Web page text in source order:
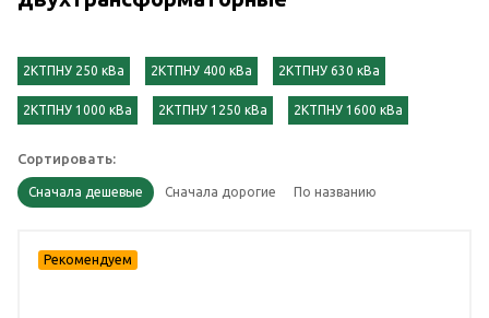
2КТПНУ 250 кВа 2КТПНУ 400 кВа 2КТПНУ 630 кВа
2КТПНУ 1000 кВа 2КТПНУ 1250 кВа 2КТПНУ 1600 кВа
Сортировать: